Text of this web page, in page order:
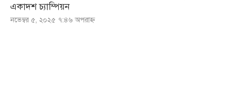
একাদশ চ্যাম্পিয়ন
নভেম্বর ৫, ২০২৫ ৭:৪৬ অপরাহ্ণ